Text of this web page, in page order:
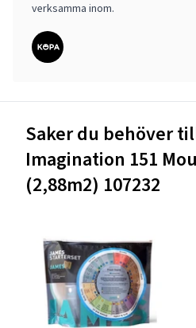
verksamma inom.
Saker du behöver
Imagination 151
(2,88m2) 107232